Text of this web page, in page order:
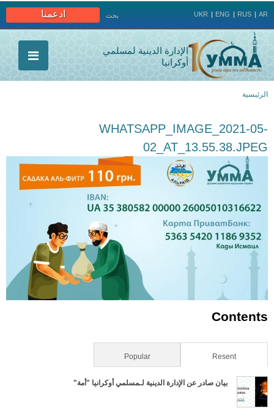
ادعمنا بحث UKR ENG RUS AR
الإدارة الدينية لمسلمي
أوكرانيا
الرئيسية
WHATSAPP_IMAGE_2021-05-
02_AT_13.55.38.JPEG
Contents
Resent (علامة التبويب النشطة)Popular
بيان صادر عن الإدارة الدينية لـمسلمي أوكرانيا "أمة"